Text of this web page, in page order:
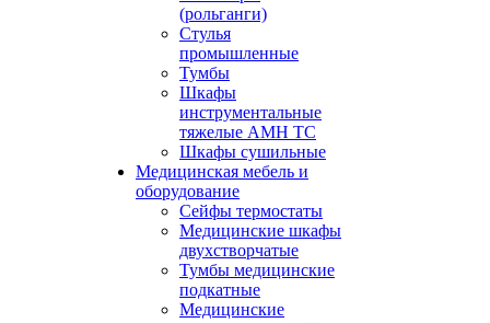
(рольганги)
Стулья
промышленные
Тумбы
Шкафы
инструментальные
тяжелые АМН ТС
Шкафы сушильные
Медицинская мебель и
оборудование
Сейфы термостаты
Медицинские шкафы
двухстворчатые
Тумбы медицинские
подкатные
Медицинские